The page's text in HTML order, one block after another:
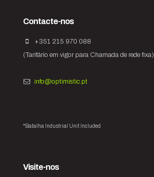
Contacte-nos
+351 215 970 088
(Tarifário em vigor para Chamada de rede fixa)
info@optimistic.pt
*Batalha Industrial Unit Included
Visite-nos